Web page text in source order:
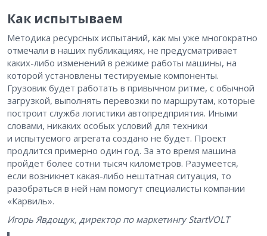
Как испытываем
Методика ресурсных испытаний, как мы уже многократно
отмечали в наших публикациях, не предусматривает
каких-либо изменений в режиме работы машины, на
которой установлены тестируемые компоненты.
Грузовик будет работать в привычном ритме, с обычной
загрузкой, выполнять перевозки по маршрутам, которые
построит служба логистики автопредприятия. Иными
словами, никаких особых условий для техники
и испытуемого агрегата создано не будет. Проект
продлится примерно один год. За это время машина
пройдет более сотни тысяч километров. Разумеется,
если возникнет какая-либо нештатная ситуация, то
разобраться в ней нам помогут специалисты компании
«Карвиль».
Игорь Явдощук, директор по маркетингу StartVOLT